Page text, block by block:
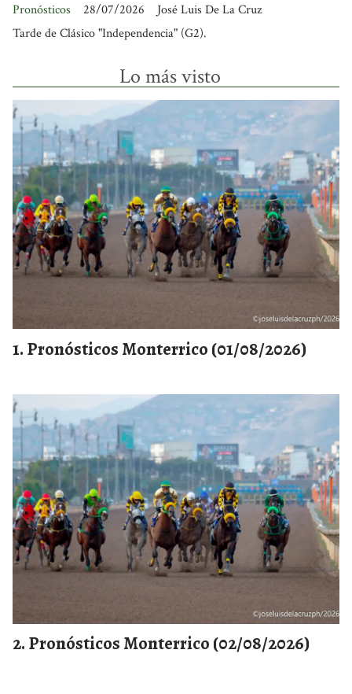
José Luis De La Cruz
Pronósticos
28/07/2026
Tarde de Clásico "Independencia" (G2).
Lo más visto
Pronósticos Monterrico (01/08/2026)
Pronósticos Monterrico (02/08/2026)